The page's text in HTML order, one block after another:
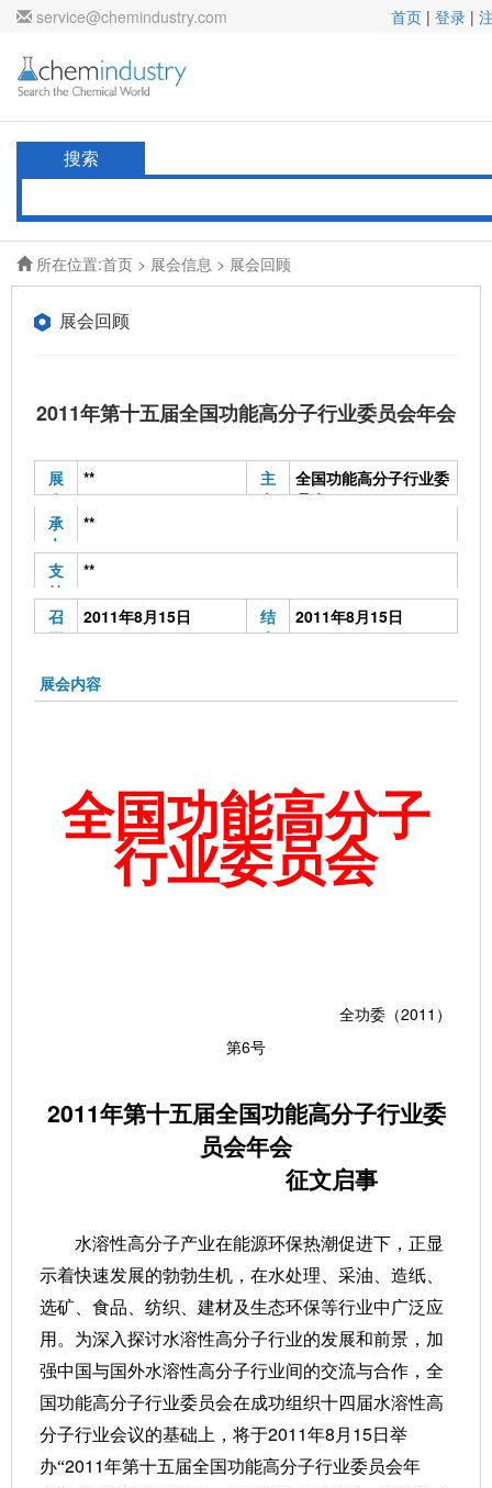
service@chemindustry.com 首页 | 登录 |
搜索
所在位置:首页 > 展会信息 > 展会回顾
展会回顾
2011年第十五届全国功能高分子行业委员会年会
展
会
地
点
**
主
办
全国功能高分子行业委
员会
承
办
单
位
**
支
持
单
位
**
召
开
间
2011年8月15日
结
束
2011年8月15日
展会内容
全国功能高分子
行业委员会
全功委（2011 ）
第6号
2011年第十五届全国功能高分子行业委
员会年会
征文启事
水溶性高分子产业在能源环保热潮促进下，正显
示着快速发展的勃勃生机，在水处理、采油、造纸、
选矿、食品、纺织、建材及生态环保等行业中广泛应
用。为深入探讨水溶性高分子行业的发展和前景，加
强中国与国外水溶性高分子行业间的交流与合作，全
国功能高分子行业委员会在成功组织十四届水溶性高
分子行业会议的基础上，将于2011年8 月 15日举
办“2011年第十五届全国功能高分子行业委员会年